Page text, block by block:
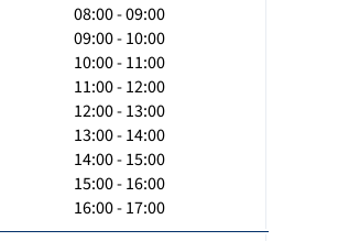
08:00 - 09:00
09:00 - 10:00
10:00 - 11:00
11:00 - 12:00
12:00 - 13:00
13:00 - 14:00
14:00 - 15:00
15:00 - 16:00
16:00 - 17:00